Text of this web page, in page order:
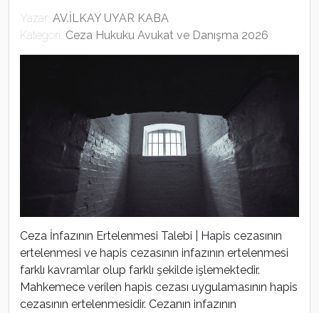
Yazar: AV.İLKAY UYAR KABA
Kategori: Ceza Hukuku Avukat ve Danışma 2026
Ceza İnfazının Ertelenmesi Talebi | Hapis cezasının
ertelenmesi ve hapis cezasının infazının ertelenmesi
farklı kavramlar olup farklı şekilde işlemektedir.
Mahkemece verilen hapis cezası uygulamasının hapis
cezasının ertelenmesidir. Cezanın infazının